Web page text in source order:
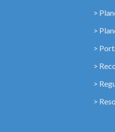
>
>
>
>
>
>